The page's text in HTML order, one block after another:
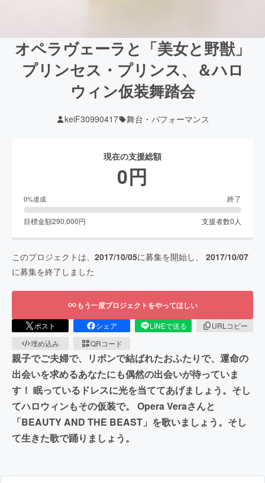
オペラヴェーラと「美女と野獣」
プリンセス・プリンス、＆ハロ
ウィン仮装舞踏会
keiF30990417 舞台・パフォーマンス
現在の支援総額
0円
0%達成 終了
目標金額290,000円 支援者数0 人
このプロジェクトは、 2017/10/05に募集を開始し、 2017/10/07
に募集を終了しました
もう一度プロジェクトをやってほしい
ポスト シェア LINEで送る
URLコピー
埋め込み
QRコード
親子でご夫婦で、リボンで結ばれたおふたりで、運命の
出会いを求めるあなたにも偶然の出会いが待っていま
す！ 眠っているドレスに光を当ててあげましょう。そし
てハロウィンもその仮装で。 Opera Veraさんと
「BEAUTY AND THE BEAST」を歌いましょう。そし
て生きた歌で踊りましょう。